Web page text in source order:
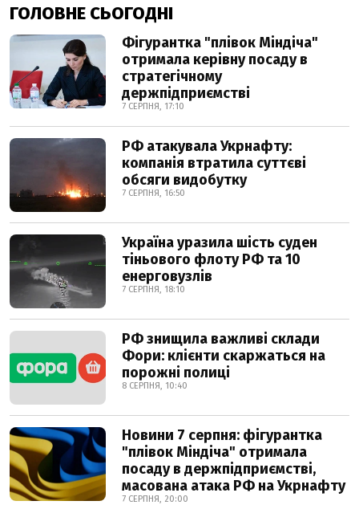
ГОЛОВНЕ СЬОГОДНІ
Фігурантка "плівок Міндіча"
отримала керівну посаду в
стратегічному
держпідприємстві
7 СЕРПНЯ, 17:10
РФ атакувала Укрнафту:
компанія втратила суттєві
обсяги видобутку
7 СЕРПНЯ, 16:50
Україна уразила шість суден
тіньового флоту РФ та 10
енерговузлів
7 СЕРПНЯ, 18:10
РФ знищила важливі склади
Фори: клієнти скаржаться на
порожні полиці
8 СЕРПНЯ, 10:40
Новини 7 серпня: фігурантка
"плівок Міндіча" отримала
посаду в держпідприємстві,
масована атака РФ на Укрнафту
7 СЕРПНЯ, 20:00